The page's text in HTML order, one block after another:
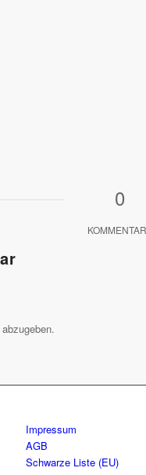
0
Impressum
AGB
Schwarze Liste (EU)